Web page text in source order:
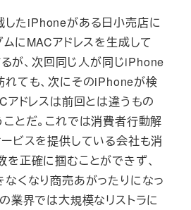
したiPhoneがある日小売店に
にMACアドレスを生成して
が、次回同じ人が同じiPhone
れても、次にそのiPhoneが検
アドレスは前回とは違うもの
とだ。これでは消費者行動解
ビスを提供している会社も消
正確に掴むことができず、
くなり商売あがったりになっ
業界では大規模なリストラに